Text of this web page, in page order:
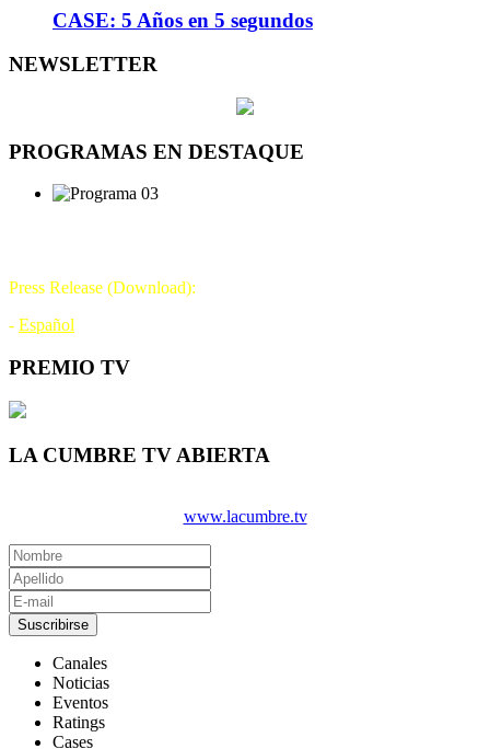
CASE: 5 Años en 5 segundos
NEWSLETTER
PROGRAMAS EN DESTAQUE
Press Release (Download):
- Español
PREMIO TV
LA CUMBRE TV ABIERTA
www.lacumbre.tv
Suscribirse
Canales
Noticias
Eventos
Ratings
Cases